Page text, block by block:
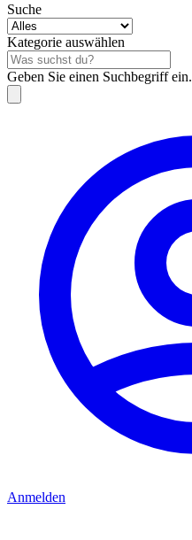
Suche
Kategorie auswählen
Geben Sie einen Suchbegriff ein.
Anmelden